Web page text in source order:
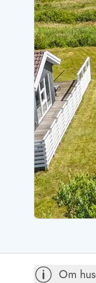
Sommerhuse i
Sommerhuse i
Sommerhuse i Arrild
Sommerhuse i
Sommerhuse i
Sommerhuse i Bork
Sommerhuse i Fjand
Sommerhuse på
Sommerhuse i
Sommerhuse i
Esmark Rejsecurity
Om